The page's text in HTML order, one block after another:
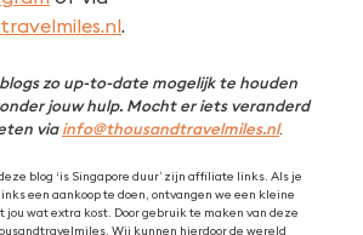
.
zo up-to-date mogelijk te houden
jouw hulp. Mocht er iets veranderd
viainfo@thousandtravelmiles.nl.
blog ‘is Singapore duur’ zijn affiliate links. Als je
een aankoop te doen, ontvangen we een kleine
jou wat extra kost. Door gebruik te maken van deze
Wij kunnen hierdoor de wereld